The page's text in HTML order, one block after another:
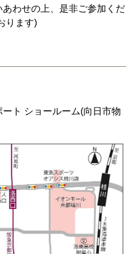
わせの上、是非ご参加くだ
ります)
ト ショールーム(向日市物